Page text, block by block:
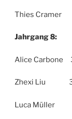
Thies Cramer
Jahrgang 8:
Alice Carbone
Zhexi Liu 3.
Luca Müller